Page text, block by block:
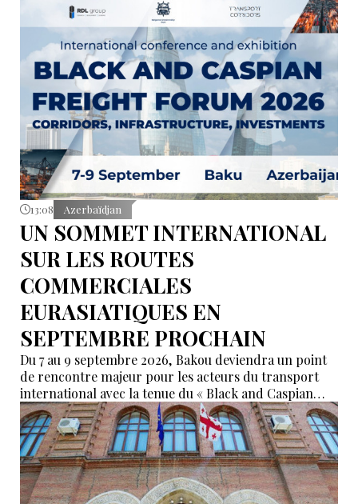
13:08 Azerbaïdjan
UN SOMMET INTERNATIONAL
SUR LES ROUTES
COMMERCIALES
EURASIATIQUES EN
SEPTEMBRE PROCHAIN
Du 7 au 9 septembre 2026, Bakou deviendra un point
de rencontre majeur pour les acteurs du transport
international avec la tenue du « Black and Caspian
Freight Forum 2026 ». L’événement réunira des
représentants des ports, du transport maritime, du
ferroviaire, de la logistique et des institutions
financières afin de discuter de l’avenir des corridors
reliant l’Asie, la mer Caspienne, la région de la mer
Noire et l’Europe.